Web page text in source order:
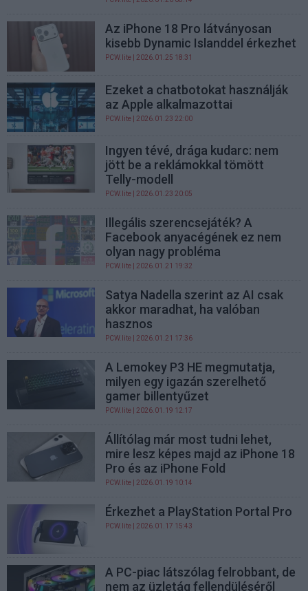
Az iPhone 18 Pro látványosan
kisebb Dynamic Islanddel érkezhet
PCW.lite | 2026.01.25 18:31
Ezeket a chatbotokat használják
az Apple alkalmazottai
PCW.lite | 2026.01.23 22:00
Ingyen tévé, drága kudarc: nem
jött be a reklámokkal tömött
Telly-modell
PCW.lite | 2026.01.23 20:05
Illegális szerencsejáték? A
Facebook anyacégének ez nem
olyan nagy probléma
PCW.lite | 2026.01.21 19:32
Satya Nadella szerint az AI csak
akkor maradhat, ha valóban
hasznos
PCW.lite | 2026.01.21 17:36
A Lemokey P3 HE megmutatja,
milyen egy igazán szerelhető
gamer billentyűzet
PCW.lite | 2026.01.19 12:17
Állítólag már most tudni lehet,
mire lesz képes majd az iPhone 18
Pro és az iPhone Fold
PCW.lite | 2026.01.19 10:14
Érkezhet a PlayStation Portal Pro
PCW.lite | 2026.01.17 15:43
A PC-piac látszólag felrobbant, de
nem az üzletág fellendüléséről